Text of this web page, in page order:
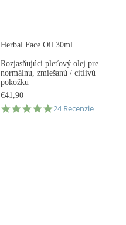
Herbal Face Oil 30ml
Rozjasňujúci pleťový olej pre
normálnu, zmiešanú / citlivú
pokožku
€41,90
4.8
24 Recenzie